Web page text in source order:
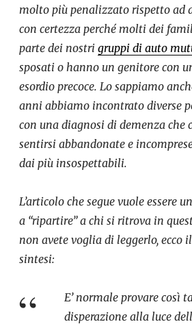
molto più penalizzato rispetto ad
con certezza perché molti dei
parte dei nostri gruppi di auto
sposati o hanno un genitore con
esordio precoce. Lo sappiamo
anni abbiamo incontrato diverse
con una diagnosi di demenza che
sentirsi abbandonate e
dai più insospettabili.
L’articolo che segue vuole essere
a “ripartire” a chi si ritrova in
non avete voglia di leggerlo, ecco
sintesi:
E’ normale provare così
disperazione alla luce